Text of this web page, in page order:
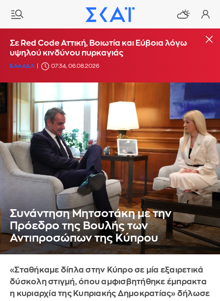
Σε Red Code Αττική, Βοιωτία και Εύβοια λόγω
υψηλού κινδύνου πυρκαγιάς
ΕΛΛΑΔΑ 07:34, 06.08.2026
Συνάντηση Μητσοτάκη με την
Πρόεδρο της Βουλής των
Αντιπροσώπων της Κύπρου
«Σταθήκαμε δίπλα στην Κύπρο σε μία εξαιρετικά
δύσκολη στιγμή, όπου αμφισβητήθηκε έμπρακτα
η κυριαρχία της Κυπριακής Δημοκρατίας» δήλωσε